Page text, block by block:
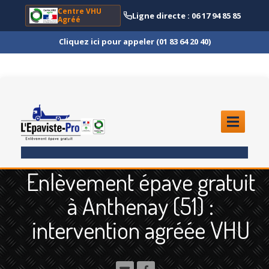
Centre VHU
Agréé
Ligne directe : 06 17 94 85 85
Cliquez ici pour appeler (01 83 64 20 40)
ENLÈVEMENTÉPAVE
Quoi ?
Scooteret Moto
Camion
et Poids Lourd
Enlèvement épave gratuit
à Anthenay (51) :
intervention agréée VHU